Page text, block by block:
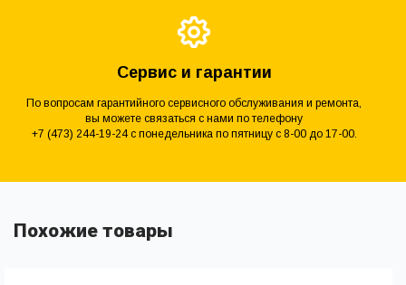
Сервис и гарантии
По вопросам гарантийного сервисного обслуживания и ремонта,
вы можете связаться с нами по телефону
+7 (473) 244-19-24 с понедельника по пятницу с 8-00 до 17-00.
Похожие товары